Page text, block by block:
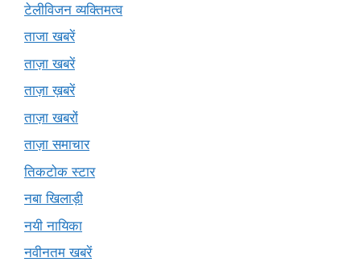
टेलीविजन व्यक्तिमत्व
ताजा खबरें
ताज़ा खबरें
ताज़ा ख़बरें
ताज़ा खबरों
ताज़ा समाचार
तिकटोक स्टार
नबा खिलाड़ी
नयी नायिका
नवीनतम खबरें